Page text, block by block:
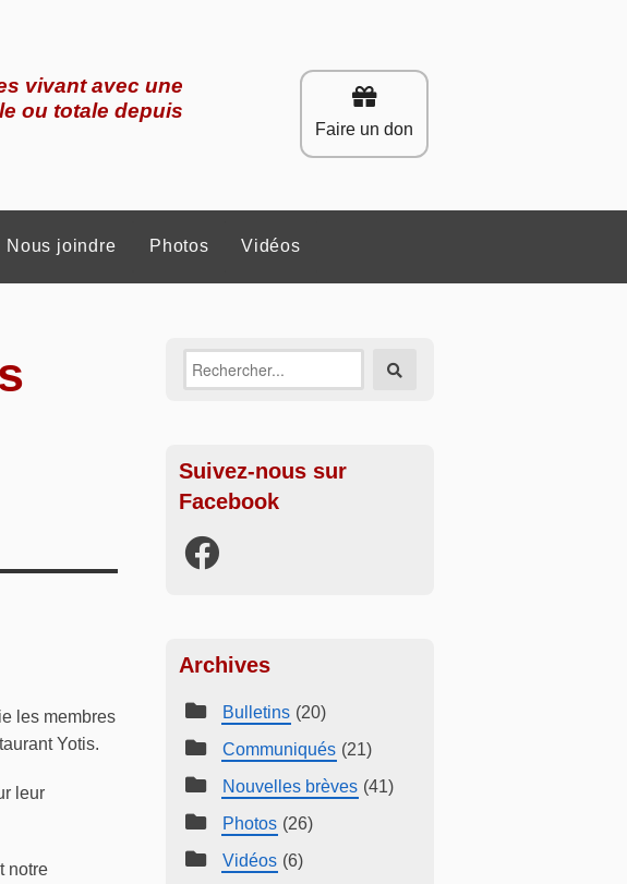
vivant avec une
ou totale depuis
Faire un don
Nous joindre Photos Vidéos
les membres
Yotis.
leur
notre
sur:
Suivez-nous sur
Facebook
Archives
Bulletins (20)
Communiqués (21)
Nouvelles brèves (41)
Photos (26)
Vidéos (6)